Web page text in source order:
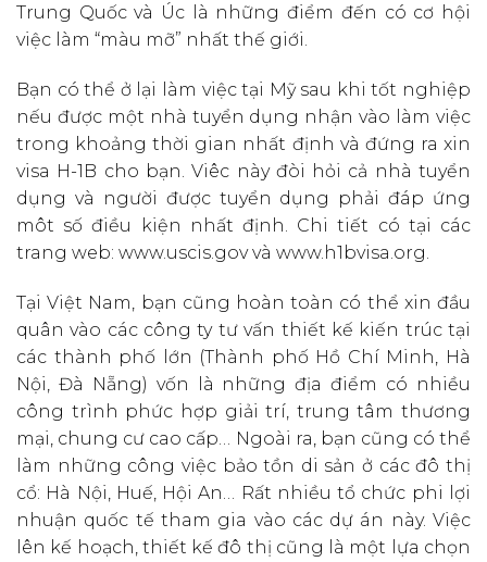
Trung Quốc và Úc là những điểm đến có cơ hội
việc làm “màu mỡ” nhất thế giới.
Bạn có thể ở lại làm việc tại Mỹ sau khi tốt nghiệp
nếu được một nhà tuyển dụng nhận vào làm việc
trong khoảng thời gian nhất định và đứng ra xin
visa H-1B cho bạn. Viêc này đòi hỏi cả nhà tuyển
dụng và người được tuyển dụng phải đáp ứng
môt số điều kiện nhất định. Chi tiết có tại các
trang web: www.uscis.gov và www.h1bvisa.org.
Tại Việt Nam, bạn cũng hoàn toàn có thể xin đầu
quân vào các công ty tư vấn thiết kế kiến trúc tại
các thành phố lớn (Thành phố Hồ Chí Minh, Hà
Nội, Đà Nẵng) vốn là những địa điểm có nhiều
công trình phức hợp giải trí, trung tâm thương
mại, chung cư cao cấp… Ngoài ra, bạn cũng có thể
làm những công việc bảo tồn di sản ở các đô thị
cổ: Hà Nội, Huế, Hội An… Rất nhiều tổ chức phi lợi
nhuận quốc tế tham gia vào các dự án này. Việc
lên kế hoạch, thiết kế đô thị cũng là một lựa chọn